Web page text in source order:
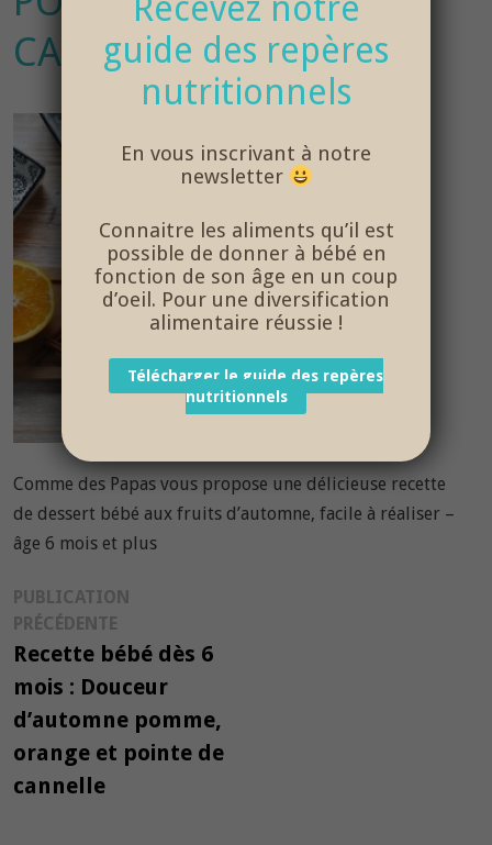
CANNELLE
Comme des Papas vous propose une délicieuse recette
de dessert bébé aux fruits d’automne, facile à réaliser –
âge 6 mois et plus
Navigation
de
l’article
PUBLICATION
PRÉCÉDENTE
précédente :
Recette bébé dès 6
mois : Douceur
d’automne pomme,
orange et pointe de
cannelle
guide des repères
nutritionnels
En vous inscrivant à notre
newsletter
Connaitre les aliments qu’il est
possible de donner à bébé en
fonction de son âge en un coup
d’oeil. Pour une diversification
alimentaire réussie !
Télécharger le guide des repères
nutritionnels